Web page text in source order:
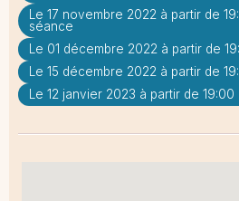
Le 17 novembre 2022 à partir de
séance
Le 01 décembre 2022 à partir de
Le 15 décembre 2022 à partir de
Le 12 janvier 2023 à partir de